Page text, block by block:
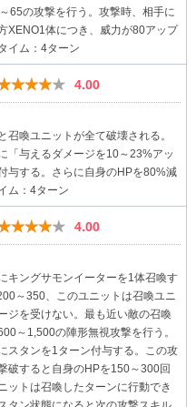
65の攻撃を行う。攻撃時、相手に
XENO1体につき、威力が80アップ
イム：4ターン
4.00
召喚ユニットが全て破壊される。
「与えるダメージを10～23%アッ
与する。さらに自身のHPを80%減
ム：4ターン
4.00
キングサモンイーターを1体召喚す
～350、このユニットは召喚ユニ
ジを受けない。最も近い敵の召喚
～1,500の陣形無視攻撃を行う。
スタンを1ターン付与する。この攻
破すると自身のHPを150～300回
ットは召喚したターンに行動でき
タン状態になると次の攻撃スキル